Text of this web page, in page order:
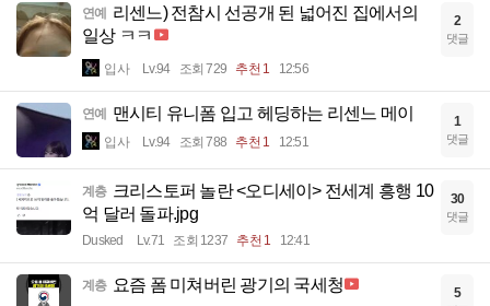
연예
리센느) 전참시 선공개 된 넓어진 집에서의
일상 ㅋㅋ
입사 Lv.94 조회 729 추천 1 12:56
2
댓글
연예 맨시티 유니폼 입고 헤딩하는 리센느 메이
입사 Lv.94 조회 788 추천 1 12:51
1
댓글
계층 크리스토퍼 놀란 <오디세이> 전세계 흥행 10
억 달러 돌파.jpg
Dusked Lv.71 조회 1237 추천 1 12:41
30
댓글
계층 요즘 폼 미쳐버린 광기의 국세청 5